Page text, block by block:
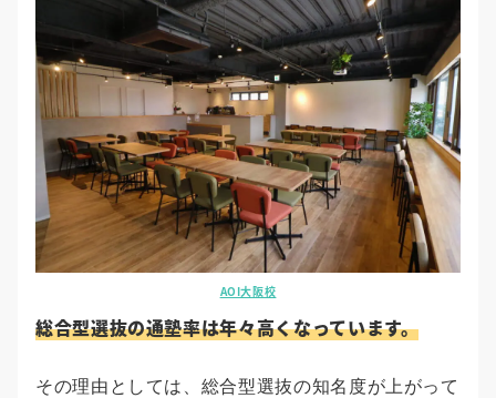
AOI大阪校
総合型選抜の通塾率は年々高くなっています。
その理由としては、総合型選抜の知名度が上がって